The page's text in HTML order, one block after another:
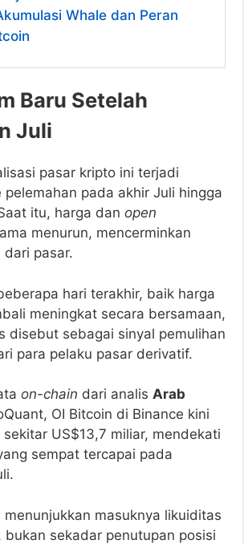
Whale dan Peran
Baru Setelah
Juli
pasar kripto ini terjadi
pelemahan pada akhir Juli hingga
itu, harga dan open
menurun, mencerminkan
dari pasar.
hari terakhir, baik harga
meningkat secara bersamaan,
disebut sebagai sinyal pemulihan
para pelaku pasar derivatif.
on-chain dari analis Arab
OI Bitcoin di Binance kini
US$13,7 miliar, mendekati
sempat tercapai pada
menunjukkan masuknya likuiditas
bukan sekadar penutupan posisi